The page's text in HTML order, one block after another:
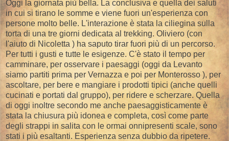
Oggi la giornata più bella. La conclusiva e quella dei saluti
in cui si tirano le somme e viene fuori un'esperienza con
persone molto belle. L'interazione è stata la ciliegina sulla
torta di una tre giorni dedicata al trekking. Oliviero (con
l'aiuto di Nicoletta ) ha saputo tirar fuori più di un percorso.
Per tutti i gusti e tutte le esigenze. C'è stato il tempo per
camminare, per osservare i paesaggi (oggi da Levanto
siamo partiti prima per Vernazza e poi per Monterosso ), per
ascoltare, per bere e mangiare i prodotti tipici (anche quelli
cucinati e portati dal gruppo), per ridere e scherzare. Quella
di oggi inoltre secondo me anche paesaggisticamente è
stata la chiusura più idonea e completa, così come parte
degli strappi in salita con le ormai onnipresenti scale, sono
stati i più esaltanti. Esperienza senza dubbio da ripetere.